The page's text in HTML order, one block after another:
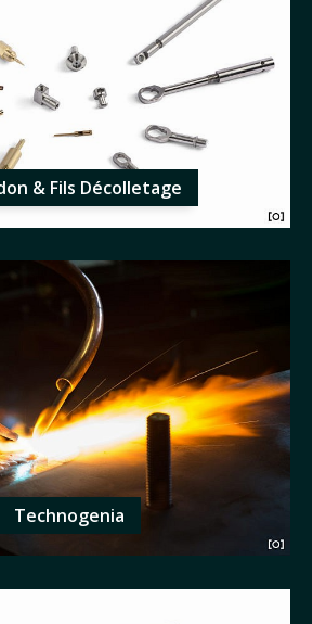
& Fils Décolletage
Technogenia